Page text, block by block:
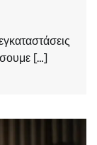
[…]